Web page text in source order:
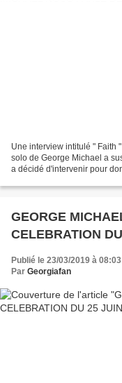
Une interview intitulé " Faith
solo de George Michael a
a décidé d'intervenir pour
GEORGE
CELEBRATION
Publié le 23/03/2019 à 08:03
Par Georgiafan